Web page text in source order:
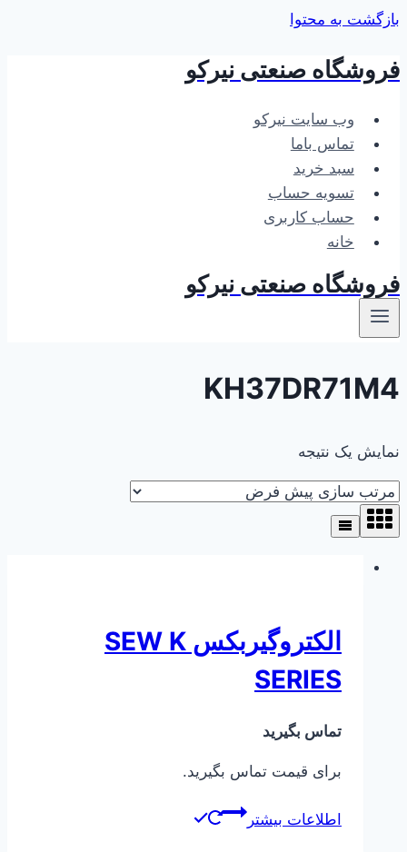
بازگشت به محتوا
فروشگاه صنعتی نیرکو
وب سایت نیرکو
تماس باما
سبد خرید
تسویه حساب
حساب کاربری
خانه
فروشگاه صنعتی نیرکو
KH37DR71M4
نمایش یک نتیجه
الکتروگیربکس SEW K
SERIES
تماس بگیرید
برای قیمت تماس بگیرید.
اطلاعات بیشتر